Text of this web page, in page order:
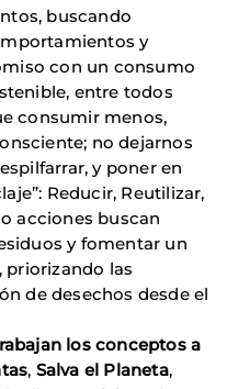
buscando
y
con un consumo
entre todos
consumir menos,
no dejarnos
y poner en
Reducir, Reutilizar,
acciones buscan
y fomentar un
priorizando las
de desechos desde el
los conceptos a
, Salva el Planeta,